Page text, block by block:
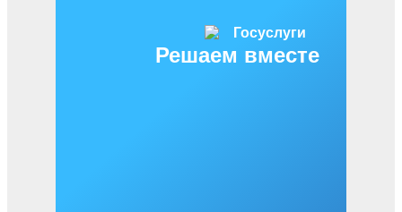
Решаем вместе